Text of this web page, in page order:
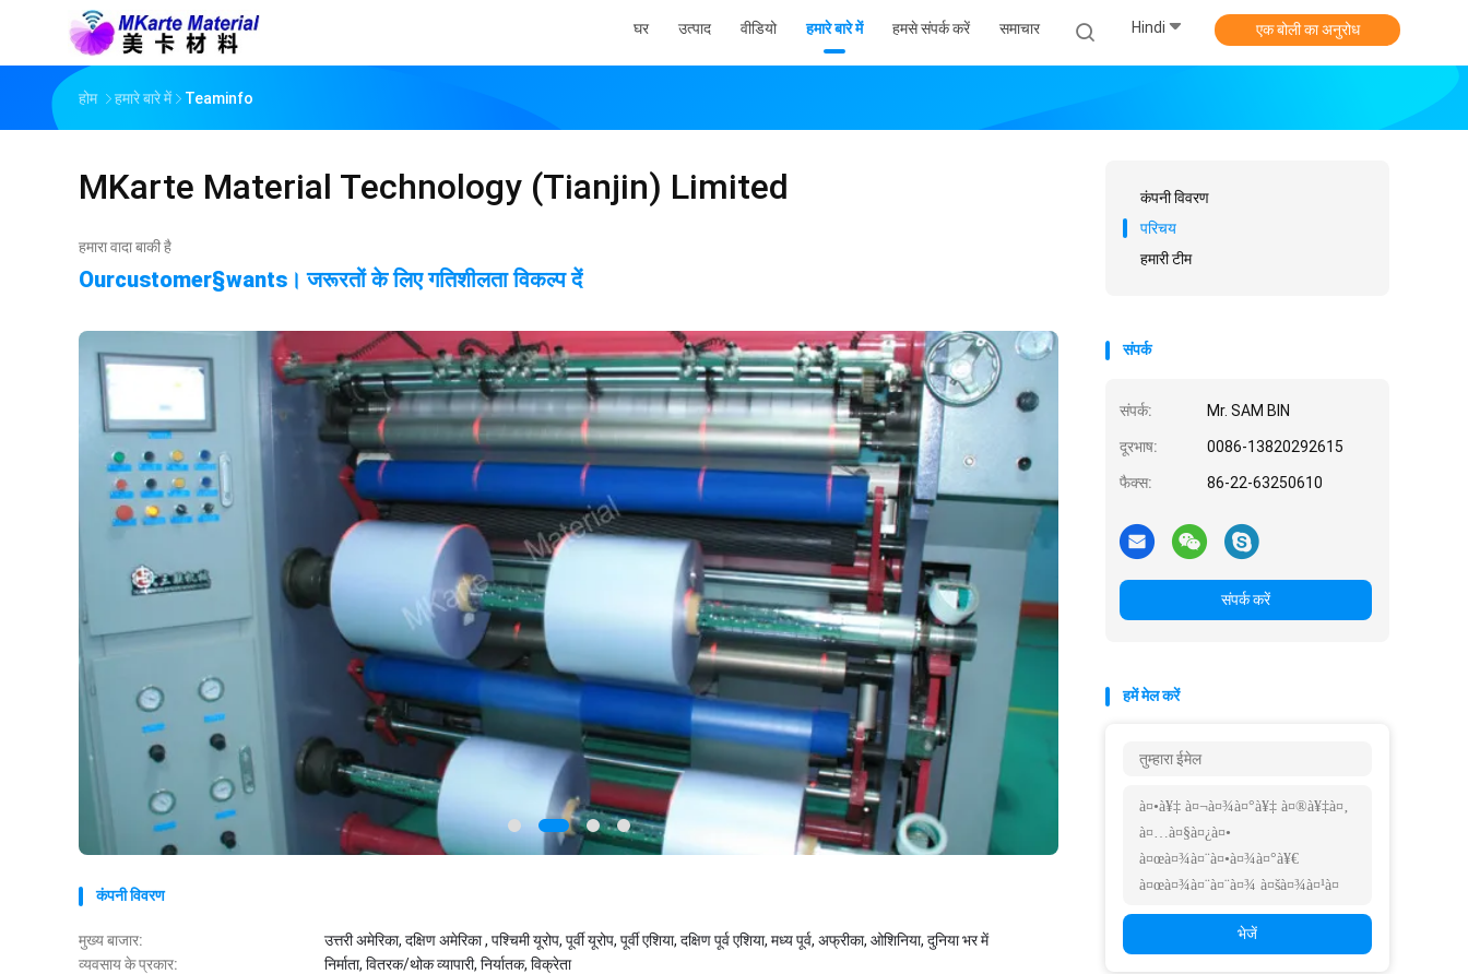
घर उत्पाद वीडियो हमारे बारे में हमसे संपर्क करें समाचार Hindi एक बोली का अनुरोध
होम हमारे बारे में Teaminfo
MKarte Material Technology (Tianjin) Limited
हमारा वादा बाकी है
Ourcustomer§wants। जरूरतों के लिए गतिशीलता विकल्प दें
कंपनी विवरण
मुख्य बाजार:
उत्तरी अमेरिका, दक्षिण अमेरिका , पश्चिमी यूरोप, पूर्वी यूरोप, पूर्वी एशिया, दक्षिण पूर्व एशिया, मध्य पूर्व, अफ्रीका, ओशिनिया, दुनिया भर में
व्यवसाय के प्रकार:
निर्माता, वितरक/थोक व्यापारी, निर्यातक, विक्रेता
कंपनी विवरण
परिचय
हमारी टीम
संपर्क
संपर्क: Mr. SAM BIN
दूरभाष: 0086-13820292615
फैक्स: 86-22-63250610
संपर्क करें
हमें मेल करें
भेजें